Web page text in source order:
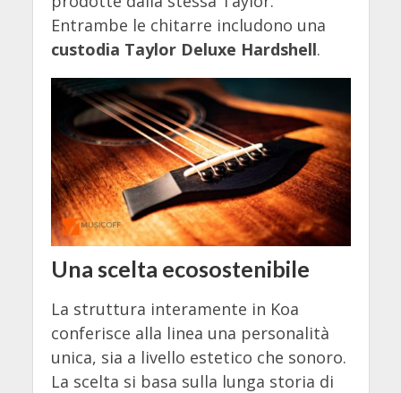
Entrambe le chitarre includono una
custodia Taylor Deluxe Hardshell.
Una scelta ecosostenibile
La struttura interamente in Koa
conferisce alla linea una personalità
unica, sia a livello estetico che sonoro.
La scelta si basa sulla lunga storia di